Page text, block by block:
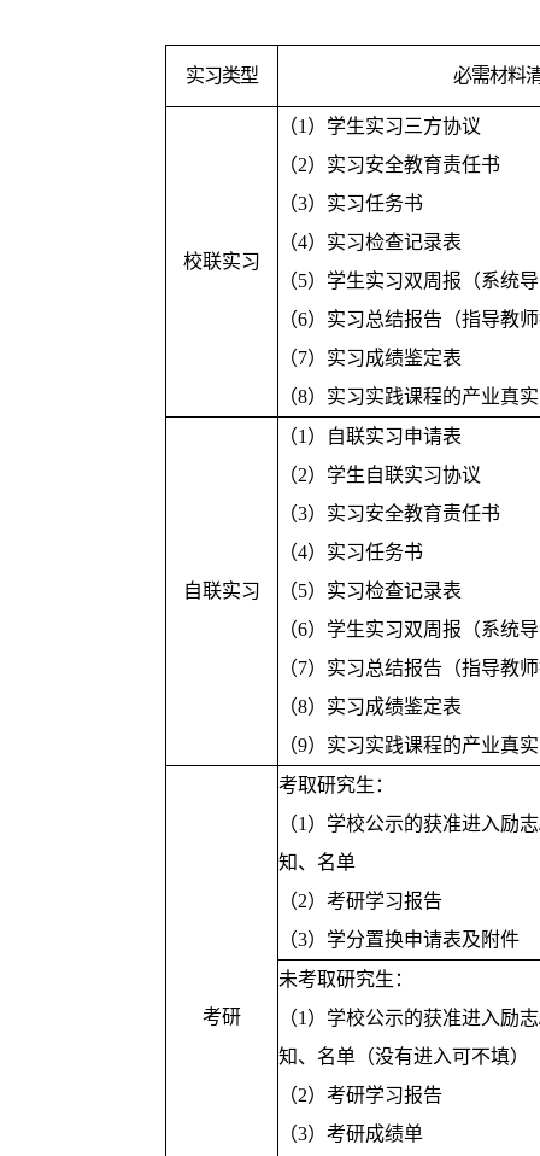
实习类型 必需材料
校联实习
（1）学生实习三方协议
（2）实习安全教育责任书
（3）实习任务书
（4）实习检查记录表
（5）学生实习双周报（系统
（6）实习总结报告（指导教
（7）实习成绩鉴定表
（8）实习实践课程的产业真
自联实习
（1）自联实习申请表
（2）学生自联实习协议
（3）实习安全教育责任书
（4）实习任务书
（5）实习检查记录表
（6）学生实习双周报（系统
（7）实习总结报告（指导教
（8）实习成绩鉴定表
（9）实习实践课程的产业真
考研
考取研究生：
（1）学校公示的获准进入励
知、名单
（2）考研学习报告
（3）学分置换申请表及附件
未考取研究生：
（1）学校公示的获准进入励
知、名单（没有进入可不填）
（2）考研学习报告
（3）考研成绩单